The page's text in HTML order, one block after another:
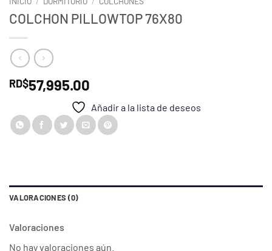
COLCHON PILLOWTOP 76X80
RD$57,995.00
Añadir a la lista de deseos
VALORACIONES (0)
Valoraciones
No hay valoraciones aún.